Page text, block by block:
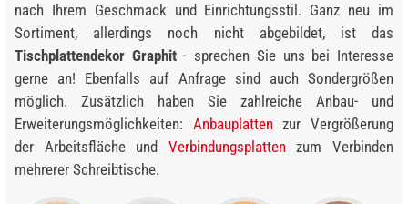
nach Ihrem Geschmack und Einrichtungsstil. Ganz neu im
Sortiment, allerdings noch nicht abgebildet, ist das
Tischplattendekor Graphit- sprechen Sie uns bei Interesse
gerne an! Ebenfalls auf Anfrage sind auch Sondergrößen
möglich. Zusätzlich haben Sie zahlreiche Anbau- und
Erweiterungsmöglichkeiten: Anbauplattenzur Vergrößerung
der Arbeitsfläche und Verbindungsplattenzum Verbinden
mehrerer Schreibtische.